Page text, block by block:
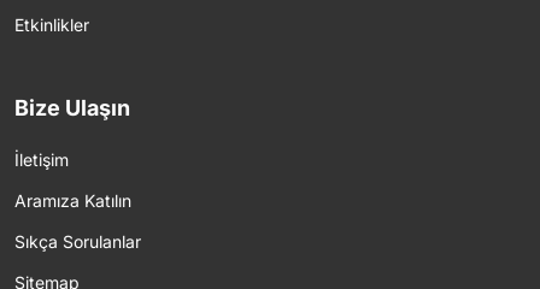
Etkinlikler
Bize Ulaşın
İletişim
Aramıza Katılın
Sıkça Sorulanlar
Sitemap